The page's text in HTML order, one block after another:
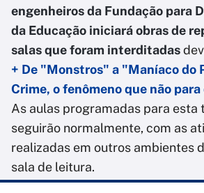
engenheiros da Fundação para
da Educação iniciará obras de
salas que foram interditadas
+ De "Monstros" a "Maníaco do
Crime, o fenômeno que não
As aulas programadas para esta
seguirão normalmente, com as
realizadas em outros ambientes
sala de leitura.